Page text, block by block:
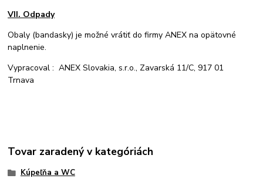
VII. Odpady
Obaly (bandasky) je možné vrátiť do firmy ANEX na opätovné
naplnenie.
Vypracoval : ANEX Slovakia, s.r.o., Zavarská 11/C, 917 01
Trnava
Tovar zaradený v kategóriách
Kúpeľňa a WC